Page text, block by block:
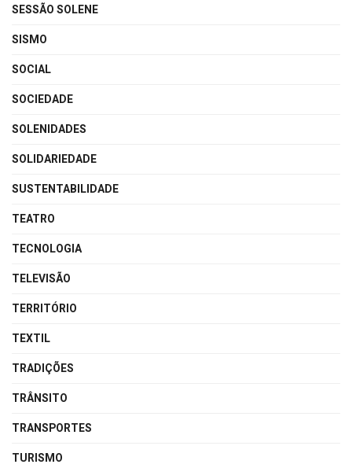
SESSÃO SOLENE
SISMO
SOCIAL
SOCIEDADE
SOLENIDADES
SOLIDARIEDADE
SUSTENTABILIDADE
TEATRO
TECNOLOGIA
TELEVISÃO
TERRITÓRIO
TEXTIL
TRADIÇÕES
TRÂNSITO
TRANSPORTES
TURISMO